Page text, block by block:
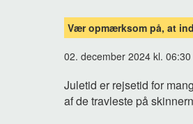
Vær opmærksom på, at
02. december 2024 kl. 06:30
Juletid er rejsetid for
af de travleste på